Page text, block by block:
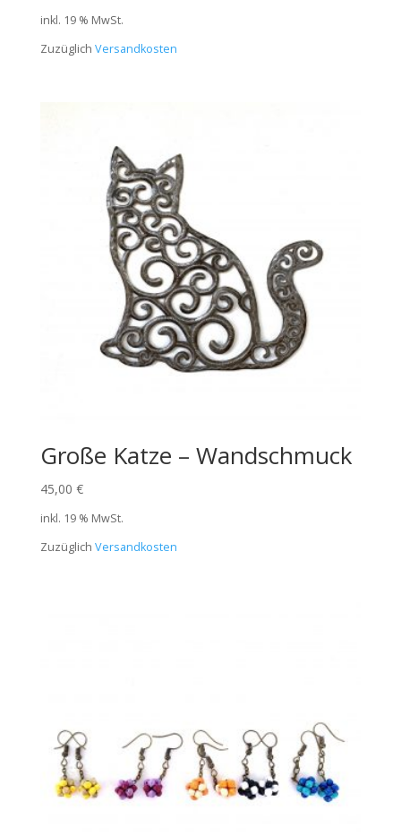
inkl. 19 % MwSt.
Zuzüglich Versandkosten
Große Katze – Wandschmuck
45,00 €
inkl. 19 % MwSt.
Zuzüglich Versandkosten